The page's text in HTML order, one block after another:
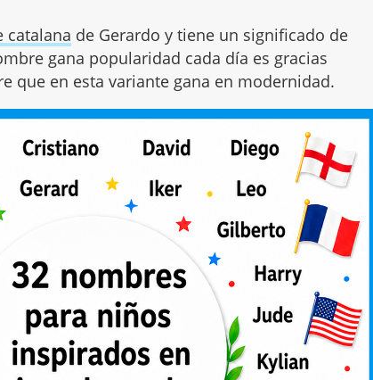
catalana de Gerardo y tiene un significado de
gana popularidad cada día es gracias
que en esta variante gana en modernidad.